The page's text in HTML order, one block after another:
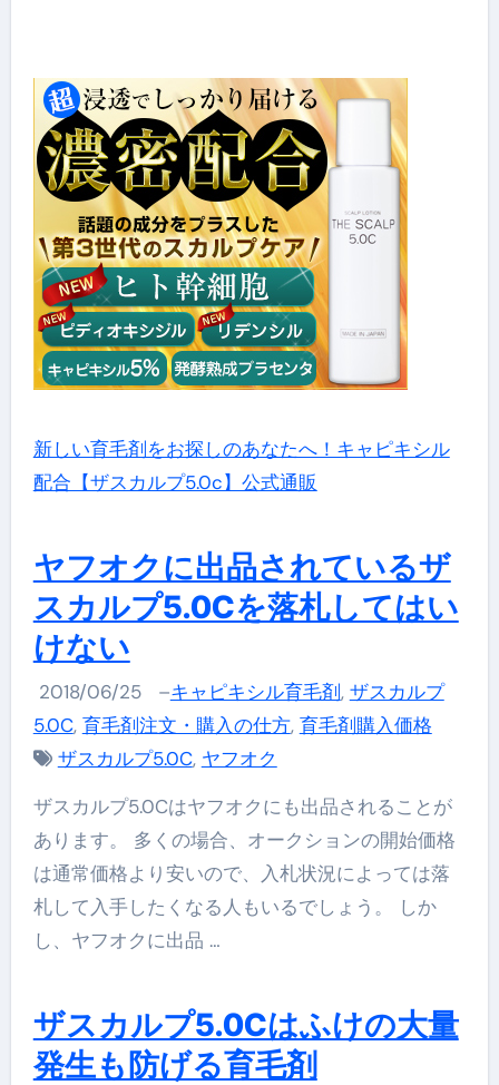
新しい育毛剤をお探しのあなたへ！キャピキシル
配合【ザスカルプ5.0c】公式通販
ヤフオクに出品されているザ
スカルプ5.0Cを落札してはい
けない
2018/06/25 –キャピキシル育毛剤, ザスカルプ
5.0C, 育毛剤注文・購入の仕方, 育毛剤購入価格
ザスカルプ5.0C, ヤフオク
ザスカルプ5.0Cはヤフオクにも出品されることが
あります。 多くの場合、オークションの開始価格
は通常価格より安いので、入札状況によっては落
札して入手したくなる人もいるでしょう。 しか
し、ヤフオクに出品 …
ザスカルプ5.0Cはふけの大量
発生も防げる育毛剤